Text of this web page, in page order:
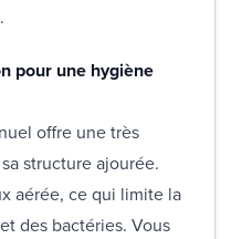
pour une hygiène
offre une très
structure ajourée.
aérée, ce qui limite la
des bactéries. Vous